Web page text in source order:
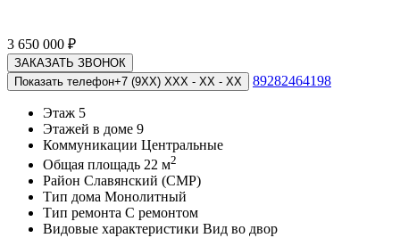
3 650 000 ₽
ЗАКАЗАТЬ ЗВОНОК
Показать телефон+7 (9XX) XXX - XX - XX 89282464198
Этаж 5
Этажей в доме 9
Коммуникации Центральные
Общая площадь 22 м2
Район Славянский (СМР)
Тип дома Монолитный
Тип ремонта С ремонтом
Видовые характеристики Вид во двор